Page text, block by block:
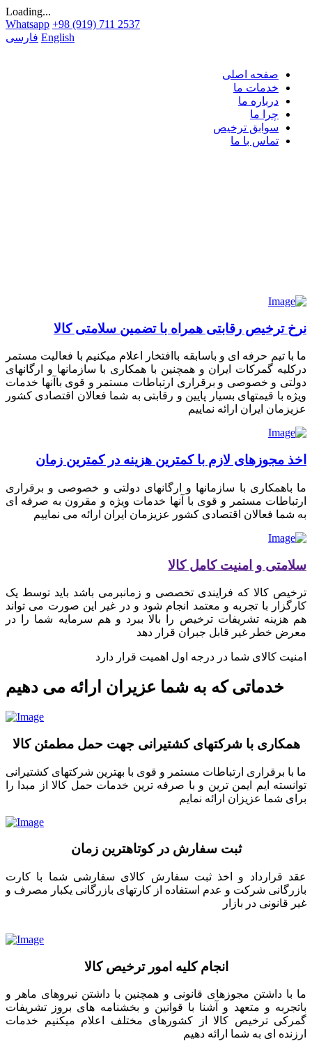
Loading...
Whatsapp +98 (919) 711 2537
فارسی English
صفحه اصلی
خدمات ما
درباره ما
چرا ما
سوابق ترخیص
تماس با ما
نرخ ترخیص رقابتی همراه با تضمین سلامتی کالا
ما با تیم حرفه ای و باسابقه باافتخار اعلام میکنیم با فعالیت مستمر
درکلیه گمرکات ایران و همچنین با همکاری با سازمانها و ارگانهای
دولتی و خصوصی و برقراری ارتباطات مستمر و قوی باآنها خدمات
ویژه با قیمتهای بسیار پایین و رقابتی به شما فعالان اقتصادی کشور
عزیزمان ایران ارائه نماییم
اخذ مجوزهای لازم با کمترین هزینه در کمترین زمان
ما باهمکاری با سازمانها و ارگانهای دولتی و خصوصی و برقراری
ارتباطات مستمر و قوی با آنها خدمات ویژه و مقرون به صرفه ای
به شما فعالان اقتصادی کشور عزیزمان ایران ارائه می نماییم
سلامتی و امنیت کامل کالا
ترخیص کالا که فرایندی تخصصی و زمانبرمی باشد باید توسط یک
کارگزار با تجربه و معتمد انجام شود و در غیر این صورت می تواند
هم هزینه تشریفات ترخیص را بالا ببرد و هم سرمایه شما را در
معرض خطر غیر قابل جبران قرار دهد
امنیت کالای شما در درجه اول اهمیت قرار دارد
خدماتی که به شما عزیران ارائه می دهیم
همکاری با شرکتهای کشتیرانی جهت حمل مطمئن کالا
ما با برقراری ارتباطات مستمر و قوی با بهترین شرکتهای کشتیرانی
توانسته ایم ایمن ترین و با صرفه ترین خدمات حمل کالا از مبدا را
برای شما عزیزان ارائه نمایم
ثبت سفارش در کوتاهترین زمان
عقد قرارداد و اخذ ثبت سفارش کالای سفارشی شما با کارت
بازرگانی شرکت و عدم استفاده از کارتهای بازرگانی یکبار مصرف و
غیر قانونی در بازار
انجام کلیه امور ترخیص کالا
ما با داشتن مجوزهای قانونی و همچنین با داشتن نیروهای ماهر و
باتجربه و متعهد و آشنا با قوانین و بخشنامه های بروز تشریفات
گمرکی ترخیص کالا از کشورهای مختلف اعلام میکنیم خدمات
ارزنده ای به شما ارائه دهیم